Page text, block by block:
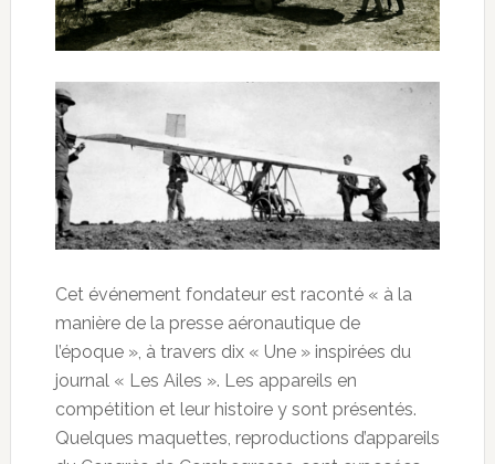
Cet événement fondateur est raconté « à la
manière de la presse aéronautique de
l’époque », à travers dix « Une » inspirées du
journal « Les Ailes ». Les appareils en
compétition et leur histoire y sont présentés.
Quelques maquettes, reproductions d’appareils